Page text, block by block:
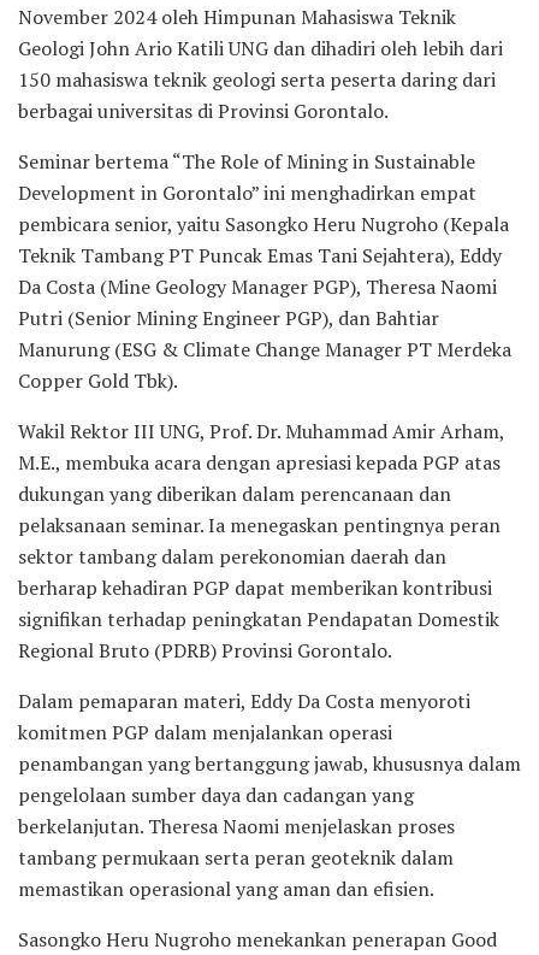
November 2024 oleh Himpunan Mahasiswa Teknik
Geologi John Ario Katili UNG dan dihadiri oleh lebih dari
150 mahasiswa teknik geologi serta peserta daring dari
berbagai universitas di Provinsi Gorontalo.
Seminar bertema “The Role of Mining in Sustainable
Development in Gorontalo” ini menghadirkan empat
pembicara senior, yaitu Sasongko Heru Nugroho (Kepala
Teknik Tambang PT Puncak Emas Tani Sejahtera), Eddy
Da Costa (Mine Geology Manager PGP), Theresa Naomi
Putri (Senior Mining Engineer PGP), dan Bahtiar
Manurung (ESG & Climate Change Manager PT Merdeka
Copper Gold Tbk).
Wakil Rektor III UNG, Prof. Dr. Muhammad Amir Arham,
M.E., membuka acara dengan apresiasi kepada PGP atas
dukungan yang diberikan dalam perencanaan dan
pelaksanaan seminar. Ia menegaskan pentingnya peran
sektor tambang dalam perekonomian daerah dan
berharap kehadiran PGP dapat memberikan kontribusi
signifikan terhadap peningkatan Pendapatan Domestik
Regional Bruto (PDRB) Provinsi Gorontalo.
Dalam pemaparan materi, Eddy Da Costa menyoroti
komitmen PGP dalam menjalankan operasi
penambangan yang bertanggung jawab, khususnya dalam
pengelolaan sumber daya dan cadangan yang
berkelanjutan. Theresa Naomi menjelaskan proses
tambang permukaan serta peran geoteknik dalam
memastikan operasional yang aman dan efisien.
Sasongko Heru Nugroho menekankan penerapan Good